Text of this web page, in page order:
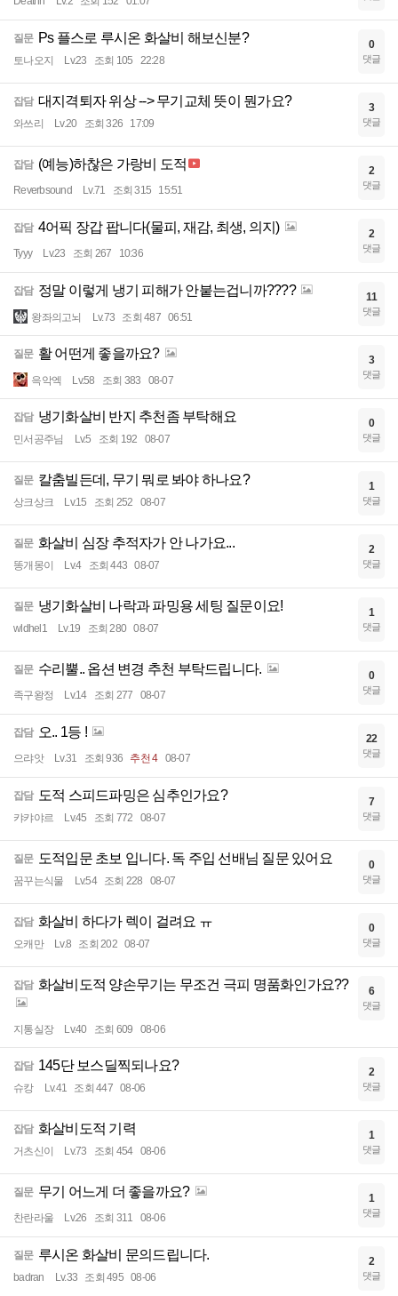
질문 Ps 플스로 루시온 화살비 해보신분?
토나오지 Lv.23 조회 105 22:28
0
댓글
잡담 대지격퇴자 위상 --> 무기교체 뜻이 뭔가요?
와쓰리 Lv.20 조회 326 17:09
3
댓글
잡담 (예능)하찮은 가랑비 도적
Reverbsound Lv.71 조회 315 15:51
2
댓글
잡담 4어픽 장갑 팝니다(물피, 재감, 최생, 의지)
Tyyy Lv.23 조회 267 10:36
2
댓글
잡담 정말 이렇게 냉기 피해가 안붙는겁니까????
왕좌의고뇌 Lv.73 조회 487 06:51
11
댓글
질문 활 어떤게 좋을까요?
윽악엑 Lv.58 조회 383 08-07
3
댓글
잡담 냉기화살비 반지 추천좀 부탁해요
민서공주님 Lv.5 조회 192 08-07
0
댓글
질문 칼춤빌든데, 무기 뭐로 봐야 하나요?
상크상크 Lv.15 조회 252 08-07
1
댓글
질문 화살비 심장 추적자가 안 나가요...
똥개몽이 Lv.4 조회 443 08-07
2
댓글
질문 냉기화살비 나락과 파밍용 세팅 질문이요!
wldhel1 Lv.19 조회 280 08-07
1
댓글
질문 수리뿔.. 옵션 변경 추천 부탁드립니다.
족구왕정 Lv.14 조회 277 08-07
0
댓글
잡담 오.. 1등 !
으랴앗 Lv.31 조회 936 추천 4 08-07
22
댓글
잡담 도적 스피드파밍은 심추인가요?
캬캬야르 Lv.45 조회 772 08-07
7
댓글
질문 도적입문 초보 입니다. 독 주입 선배님 질문 있어요
꿈꾸는식물 Lv.54 조회 228 08-07
0
댓글
잡담 화살비 하다가 렉이 걸려요 ㅠ
오캐만 Lv.8 조회 202 08-07
0
댓글
잡담 화살비도적 양손무기는 무조건 극피 명품화인가요??
지통실장 Lv.40 조회 609 08-06
6
댓글
잡담 145단 보스딜찍되나요?
슈캉 Lv.41 조회 447 08-06
2
댓글
잡담 화살비도적 기력
거츠신이 Lv.73 조회 454 08-06
1
댓글
질문 무기 어느게 더 좋을까요?
찬란라울 Lv.26 조회 311 08-06
1
댓글
질문 루시온 화살비 문의드립니다.
badran Lv.33 조회 495 08-06
2
댓글